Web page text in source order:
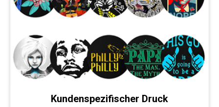
Kundenspezifischer Druck